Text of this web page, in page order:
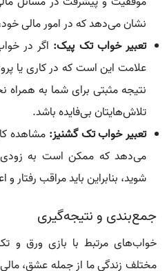
نشان می‌دهد که در امور مالی
تعبیر خواب تک پیک: اگر در
علامت این است که در کاری یا
نتیجه مثبتی برای شما به
تلاش‌هایتان بی‌فایده باشد.
تعبیر خواب تک گشنیز: مشاهده
می‌دهد که ممکن است به زودی
شوید، بنابراین باید مراقب رفتار
جمع‌بندی و نتیجه‌گیری
خواب‌های مرتبط با بازی ورق و
مختلف زندگی ما از جمله عشق،